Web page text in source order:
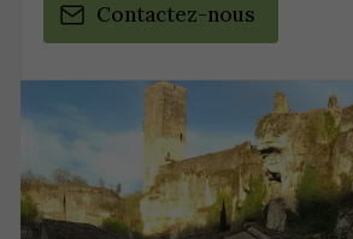
Contactez-nous